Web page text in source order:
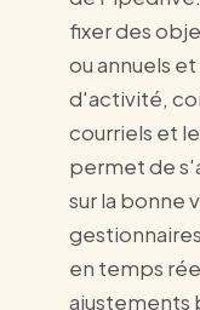
fixer des
ou annuels
d'activité,
courriels et
permet de
sur la bonne
en temps
ajustements